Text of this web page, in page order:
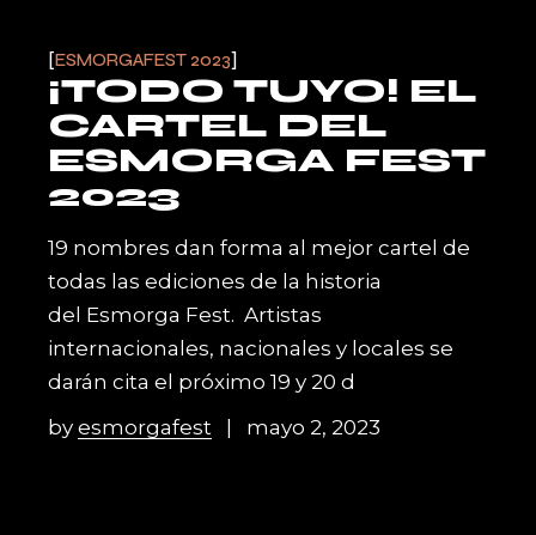
ESMORGAFEST 2023
¡TODO TUYO! EL
CARTEL DEL
ESMORGA FEST
2023
19 nombres dan forma al mejor cartel de
todas las ediciones de la historia
del Esmorga Fest. Artistas
internacionales, nacionales y locales se
darán cita el próximo 19 y 20 d
byesmorgafest mayo 2, 2023